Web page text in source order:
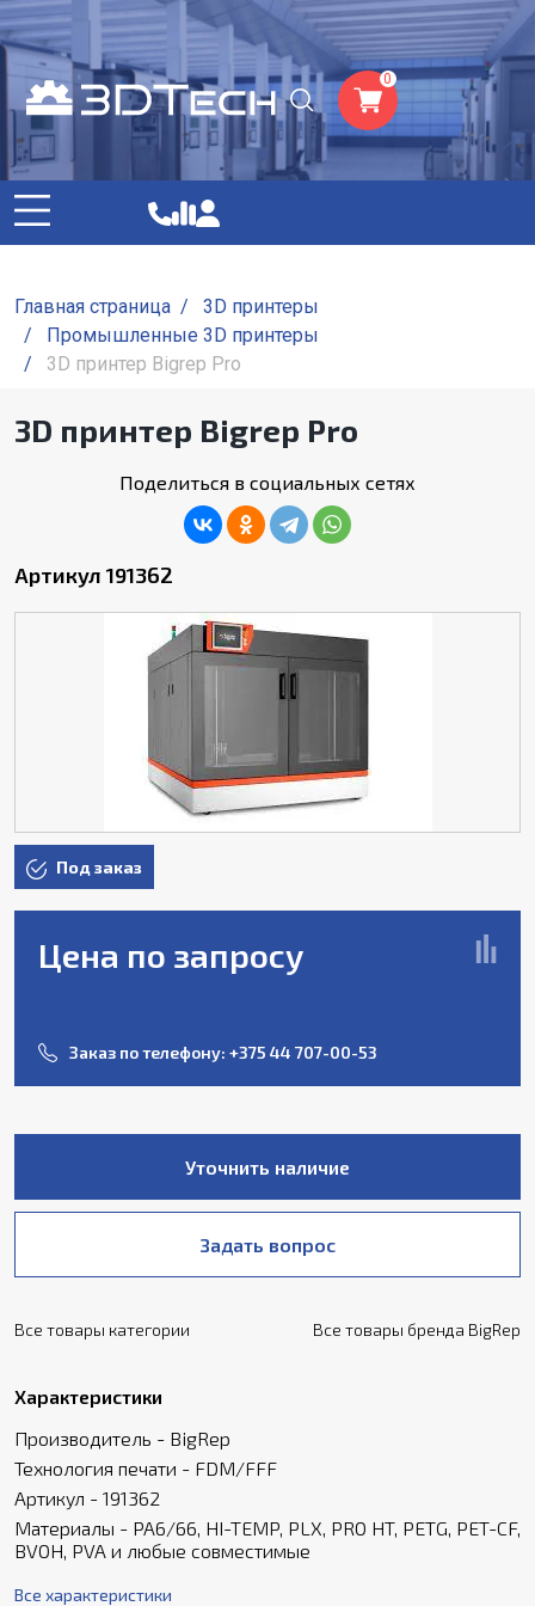
0
Главная страница /
3D принтеры
/
Промышленные 3D принтеры
/
3D принтер Bigrep Pro
3D принтер Bigrep Pro
Поделиться в социальных сетях
Артикул 191362
Под заказ
Цена по запросу
Заказ по телефону: +375 44 707-00-53
Уточнить наличие
Задать вопрос
Все товары категории Все товары бренда BigRep
Характеристики
Производитель - BigRep
Технология печати - FDM/FFF
Артикул - 191362
Материалы - PA6/66, HI-TEMP, PLX, PRO HT, PETG, PET-CF,
BVOH, PVA и любые совместимые
Все характеристики